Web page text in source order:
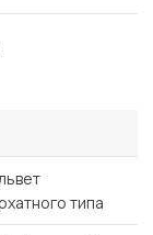
типа